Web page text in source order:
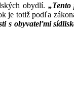
obydlí. „Tento
je totiž podľa
obyvateľmi